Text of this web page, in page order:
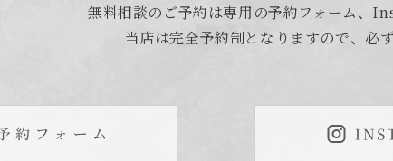
無料相談のご予約は専用の予約フォーム、
当店は完全予約制となりますので、必